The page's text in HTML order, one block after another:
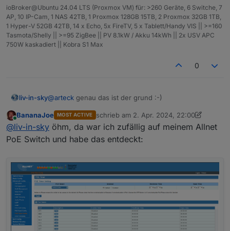
ioBroker@Ubuntu 24.04 LTS (Proxmox VM) für: >260 Geräte, 6 Switche, 7
AP, 10 IP-Cam, 1 NAS 42TB, 1 Proxmox 128GB 15TB, 2 Proxmox 32GB 1TB,
1 Hyper-V 52GB 42TB, 14 x Echo, 5x FireTV, 5 x Tablett/Handy VIS || >=160
Tasmota/Shelly || >=95 ZigBee || PV 8.1kW / Akku 14kWh || 2x USV APC
750W kaskadiert || Kobra S1 Max
0
liv-in-sky@arteck genau das ist der grund :-)
mein carport verbraucht 60-70 euro im jahr - ich
versuche einfach, meine stromrechnung kleiner zu
bekommen - verbrauche monatlich ca. 100 euro
Online
BananaJoe MOST ACTIVE schrieb am 2. Apr. 2024, 22:00
zuletzt editiert von BananaJoe4. März
@liv-in-sky öhm, da war ich zufällig auf meinem Allnet
PoE Switch und habe das entdeckt: